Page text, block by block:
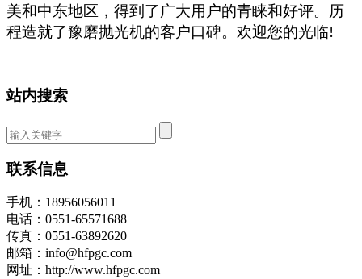
美和中东地区，得到了广大用户的青睐和好评。历
程造就了豫磨抛光机的客户口碑。欢迎您的光临!
站内搜索
联系信息
手机：18956056011
电话：0551-65571688
传真：0551-63892620
邮箱：info@hfpgc.com
网址：http://www.hfpgc.com